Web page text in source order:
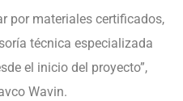
por materiales certificados,
técnica especializada
el inicio del proyecto”,
Wavin.